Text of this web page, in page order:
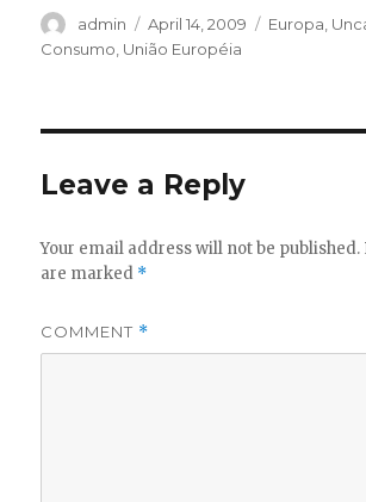
Author
admin
Posted
on
April 14, 2009 Categories
Europa
Consumo União Européia
Leave a Reply
Your email address will not be published.
are marked *
COMMENT *